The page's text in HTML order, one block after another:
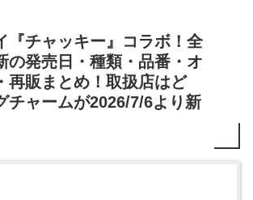
『チャッキー』コラボ！全
の発売日・種類・品番・オ
再販まとめ！取扱店はど
チャームが2026/7/6より新